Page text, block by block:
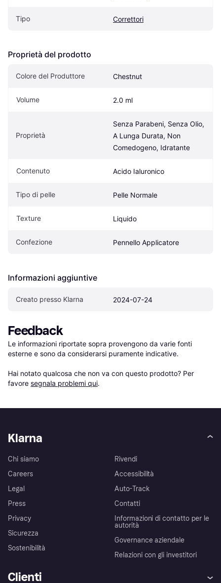
Tipo Correttori
Proprietà del prodotto
Colore del Produttore Chestnut
Volume 2.0 ml
Proprietà
Senza Parabeni, Senza Olio,
A Lunga Durata, Non
Comedogeno, Idratante
Contenuto Acido Ialuronico
Tipo di pelle Pelle Normale
Texture Liquido
Confezione Pennello Applicatore
Informazioni aggiuntive
Creato presso Klarna 2024-07-24
Feedback
Le informazioni riportate sopra provengono da varie fonti
esterne e sono da considerarsi puramente indicative.
Hai notato qualcosa che non va con questo prodotto? Per
favore segnala problemi qui.
Klarna
Chi siamo
Careers
Legal
Press
Privacy
Sicurezza
Sostenibilità
Rivendi
Accessibilità
Auto-Track
Contatti
Informazioni di contatto per le
autorità
Governance aziendale
Relazioni con gli investitori
Clienti